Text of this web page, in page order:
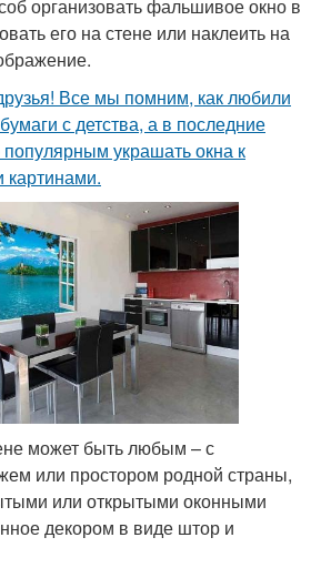
организовать фальшивое окно в
его на стене или наклеить на
Все мы помним, как любили
с детства, а в последние
популярным украшать окна к
картинами.
может быть любым – с
или простором родной страны,
или открытыми оконными
декором в виде штор и